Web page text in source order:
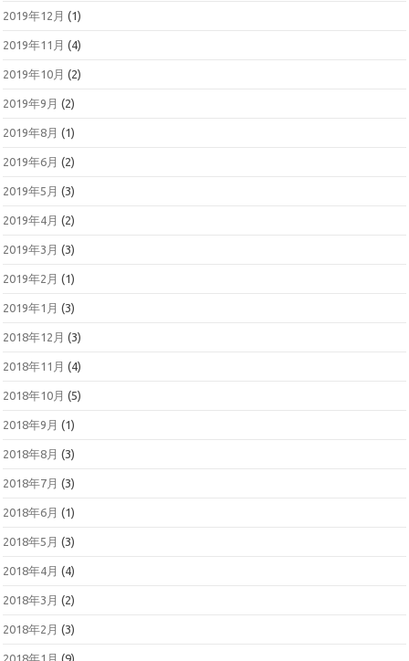
2019年12月 (1)
2019年11月 (4)
2019年10月 (2)
2019年9月 (2)
2019年8月 (1)
2019年6月 (2)
2019年5月 (3)
2019年4月 (2)
2019年3月 (3)
2019年2月 (1)
2019年1月 (3)
2018年12月 (3)
2018年11月 (4)
2018年10月 (5)
2018年9月 (1)
2018年8月 (3)
2018年7月 (3)
2018年6月 (1)
2018年5月 (3)
2018年4月 (4)
2018年3月 (2)
2018年2月 (3)
2018年1月 (9)